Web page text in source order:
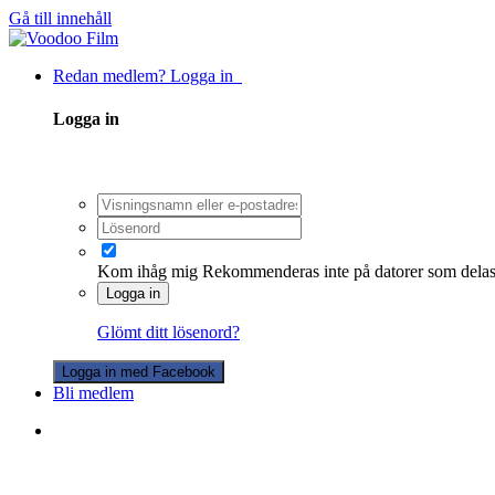
Gå till innehåll
Redan medlem? Logga in
Logga in
Kom ihåg mig Rekommenderas inte på datorer som
Logga in
Glömt ditt lösenord?
Logga in med Facebook
Bli medlem